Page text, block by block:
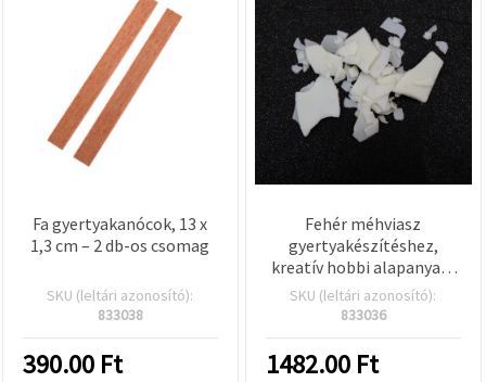
Fa gyertyakanócok, 13 x
1,3 cm – 2 db-os csomag
SKU (leltári azonosító):
833038
390.00 Ft
Fehér méhviasz
gyertyakészítéshez,
kreatív hobbi alapanyag,
0,250 kg
SKU (leltári azonosító):
833036
1482.00 Ft